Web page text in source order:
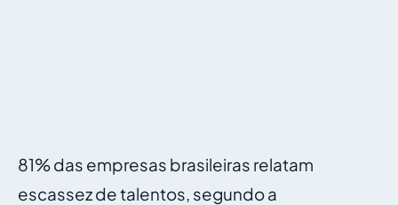
81% das empresas brasileiras relatam
escassez de talentos, segundo a